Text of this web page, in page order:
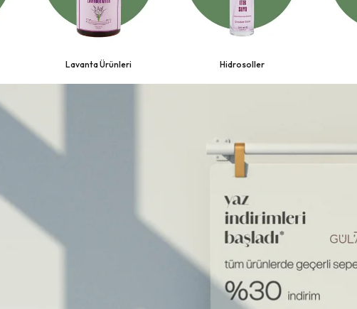
Lavanta Ürünleri Hidrosoller